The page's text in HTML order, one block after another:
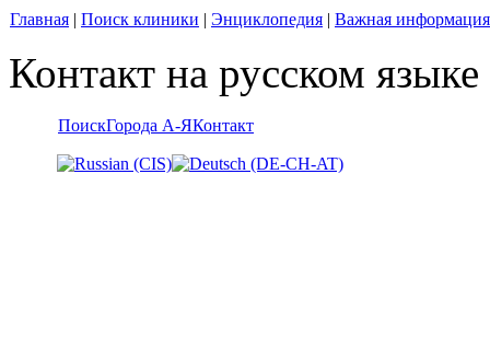
Главная | Поиск клиники | Энциклопедия | Важная информация
Контакт на русском
ПоискГорода А-ЯКонтакт